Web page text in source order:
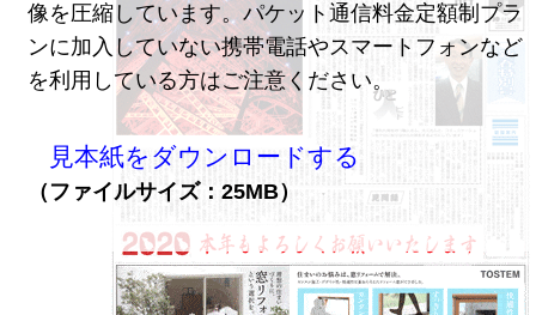
像を圧縮しています。パケット通信料金定額制プラ
ンに加入していない携帯電話やスマートフォンなど
を利用している方はご注意ください。
見本紙をダウンロードする
（ファイルサイズ：25MB）